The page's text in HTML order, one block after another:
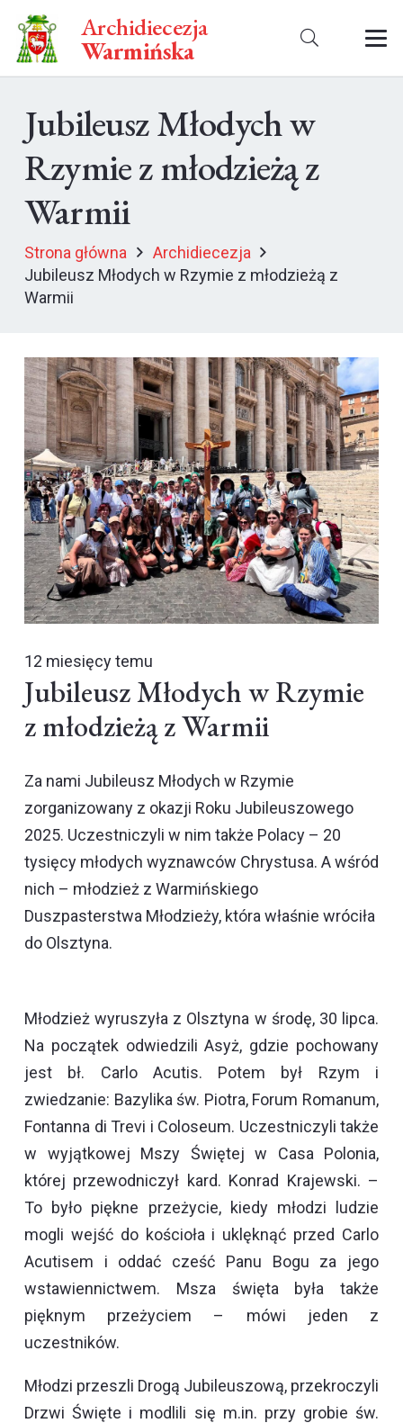
Archidiecezja
Warmińska
Jubileusz Młodych w
Rzymie z młodzieżą z
Warmii
Strona główna
Archidiecezja
Jubileusz Młodych w Rzymie z młodzieżą z
Warmii
12 miesięcy temu
Jubileusz Młodych w Rzymie
z młodzieżą z Warmii
Za nami Jubileusz Młodych w Rzymie
zorganizowany z okazji Roku Jubileuszowego
2025. Uczestniczyli w nim także Polacy – 20
tysięcy młodych wyznawców Chrystusa. A wśród
nich – młodzież z Warmińskiego
Duszpasterstwa Młodzieży, która właśnie wróciła
do Olsztyna.
Młodzież wyruszyła z Olsztyna w środę, 30 lipca.
Na początek odwiedzili Asyż, gdzie pochowany
jest bł. Carlo Acutis. Potem był Rzym i
zwiedzanie: Bazylika św. Piotra, Forum Romanum,
Fontanna di Trevi i Coloseum. Uczestniczyli także
w wyjątkowej Mszy Świętej w Casa Polonia,
której przewodniczył kard. Konrad Krajewski. –
To było piękne przeżycie, kiedy młodzi ludzie
mogli wejść do kościoła i uklęknąć przed Carlo
Acutisem i oddać cześć Panu Bogu za jego
wstawiennictwem. Msza święta była także
pięknym przeżyciem – mówi jeden z
uczestników.
Młodzi przeszli Drogą Jubileuszową, przekroczyli
Drzwi Święte i modlili się m.in. przy grobie św.